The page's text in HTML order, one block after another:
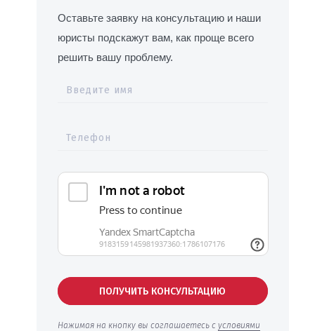
Оставьте заявку на консультацию и наши
юристы подскажут вам, как проще всего
решить вашу проблему.
Введите имя
Телефон
ПОЛУЧИТЬ КОНСУЛЬТАЦИЮ
Нажимая на кнопку вы соглашаетесь с условиями